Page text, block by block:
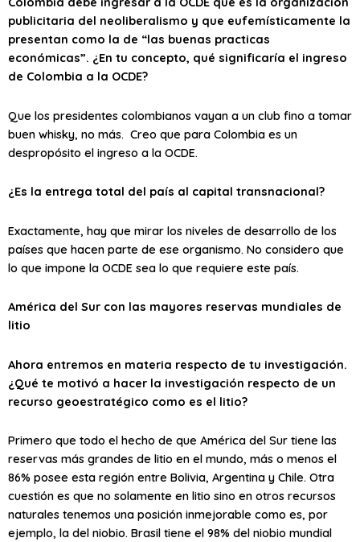
publicitaria del neoliberalismo y que eufemísticamente la
presentan como la de “las buenas practicas
económicas”. ¿En tu concepto, qué significaría el ingreso
de Colombia a la OCDE?
Que los presidentes colombianos vayan a un club fino a tomar
buen whisky, no más. Creo que para Colombia es un
despropósito el ingreso a la OCDE.
¿Es la entrega total del país al capital transnacional?
Exactamente, hay que mirar los niveles de desarrollo de los
países que hacen parte de ese organismo. No considero que
lo que impone la OCDE sea lo que requiere este país.
América del Sur con las mayores reservas mundiales de
litio
Ahora entremos en materia respecto de tu investigación.
¿Qué te motivó a hacer la investigación respecto de un
recurso geoestratégico como es el litio?
Primero que todo el hecho de que América del Sur tiene las
reservas más grandes de litio en el mundo, más o menos el
86% posee esta región entre Bolivia, Argentina y Chile. Otra
cuestión es que no solamente en litio sino en otros recursos
naturales tenemos una posición inmejorable como es, por
ejemplo, la del niobio. Brasil tiene el 98% del niobio mundial